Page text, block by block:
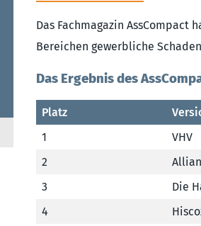
Das Fachmagazin AssCompact
Bereichen gewerbliche
Das Ergebnis des
Platz
1
VHV
2
3
Die
4